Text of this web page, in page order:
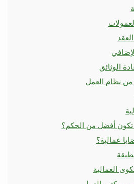
الوثائق
تكون أفضل من الحكم؟
عمالية؟
العمالية